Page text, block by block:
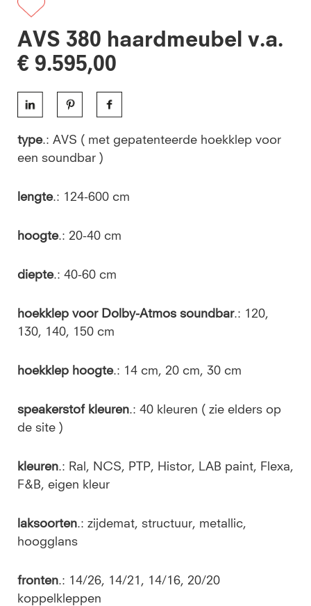
AVS 380 haardmeubel v.a.
€ 9.595,00
type.: AVS ( met gepatenteerde hoekklep voor
een soundbar )
lengte.: 124-600 cm
hoogte.: 20-40 cm
diepte.: 40-60 cm
hoekklep voor Dolby-Atmos soundbar.: 120,
130, 140, 150 cm
hoekklep hoogte.: 14 cm, 20 cm, 30 cm
speakerstof kleuren.: 40 kleuren ( zie elders op
de site )
kleuren.: Ral, NCS, PTP, Histor, LAB paint, Flexa,
F&B, eigen kleur
laksoorten.: zijdemat, structuur, metallic,
hoogglans
fronten.: 14/26, 14/21, 14/16, 20/20
koppelkleppen